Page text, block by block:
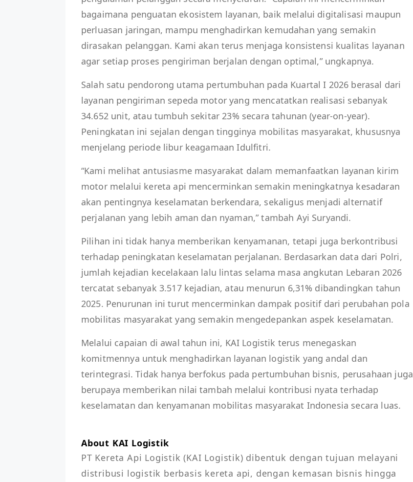
bagaimana penguatan ekosistem layanan, baik melalui digitalisasi maupun
perluasan jaringan, mampu menghadirkan kemudahan yang semakin
dirasakan pelanggan. Kami akan terus menjaga konsistensi kualitas layanan
agar setiap proses pengiriman berjalan dengan optimal,” ungkapnya.
Salah satu pendorong utama pertumbuhan pada Kuartal I 2026 berasal dari
layanan pengiriman sepeda motor yang mencatatkan realisasi sebanyak
34.652 unit, atau tumbuh sekitar 23% secara tahunan (year-on-year).
Peningkatan ini sejalan dengan tingginya mobilitas masyarakat, khususnya
menjelang periode libur keagamaan Idulfitri.
“Kami melihat antusiasme masyarakat dalam memanfaatkan layanan kirim
motor melalui kereta api mencerminkan semakin meningkatnya kesadaran
akan pentingnya keselamatan berkendara, sekaligus menjadi alternatif
perjalanan yang lebih aman dan nyaman,” tambah Ayi Suryandi.
Pilihan ini tidak hanya memberikan kenyamanan, tetapi juga berkontribusi
terhadap peningkatan keselamatan perjalanan. Berdasarkan data dari Polri,
jumlah kejadian kecelakaan lalu lintas selama masa angkutan Lebaran 2026
tercatat sebanyak 3.517 kejadian, atau menurun 6,31% dibandingkan tahun
2025. Penurunan ini turut mencerminkan dampak positif dari perubahan pola
mobilitas masyarakat yang semakin mengedepankan aspek keselamatan.
Melalui capaian di awal tahun ini, KAI Logistik terus menegaskan
komitmennya untuk menghadirkan layanan logistik yang andal dan
terintegrasi. Tidak hanya berfokus pada pertumbuhan bisnis, perusahaan juga
berupaya memberikan nilai tambah melalui kontribusi nyata terhadap
keselamatan dan kenyamanan mobilitas masyarakat Indonesia secara luas.
About KAI Logistik
PT Kereta Api Logistik (KAI Logistik) dibentuk dengan tujuan melayani
distribusi logistik berbasis kereta api, dengan kemasan bisnis hingga